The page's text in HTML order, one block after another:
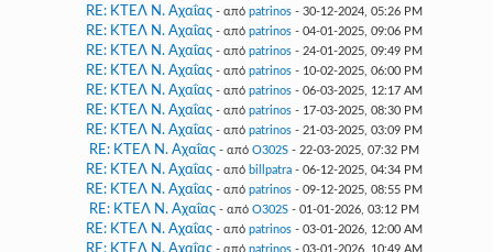
RE: ΚΤΕΛ Ν. Αχαΐας - από patrinos- 30-12-2024, 05:26 PM
RE: ΚΤΕΛ Ν. Αχαΐας - από patrinos- 04-01-2025, 09:06 PM
RE: ΚΤΕΛ Ν. Αχαΐας - από patrinos- 24-01-2025, 09:49 PM
RE: ΚΤΕΛ Ν. Αχαΐας - από patrinos- 10-02-2025, 06:00 PM
RE: ΚΤΕΛ Ν. Αχαΐας - από patrinos- 06-03-2025, 12:17 AM
RE: ΚΤΕΛ Ν. Αχαΐας - από patrinos- 17-03-2025, 08:30 PM
RE: ΚΤΕΛ Ν. Αχαΐας - από patrinos- 21-03-2025, 03:09 PM
RE: ΚΤΕΛ Ν. Αχαΐας - από O302S- 22-03-2025, 07:32 PM
RE: ΚΤΕΛ Ν. Αχαΐας - από billpatra- 06-12-2025, 04:34 PM
RE: ΚΤΕΛ Ν. Αχαΐας - από patrinos- 09-12-2025, 08:55 PM
RE: ΚΤΕΛ Ν. Αχαΐας - από O302S- 01-01-2026, 03:12 PM
RE: ΚΤΕΛ Ν. Αχαΐας - από patrinos- 03-01-2026, 12:00 AM
- από patrinos- 03-01-2026, 10:49 AM